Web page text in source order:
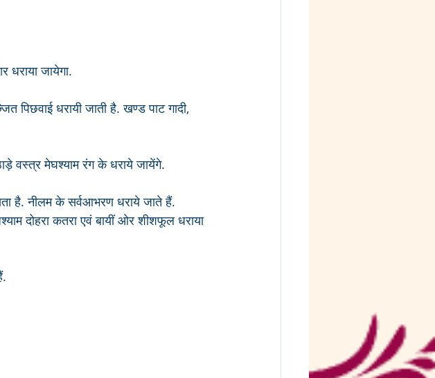
धराया जायेगा.
धरायी जाती है. खण्ड पाट गादी,
वस्त्र मेघश्याम रंग के धराये जायेंगे.
है. नीलम के सर्वआभरण धराये जाते हैं.
दोहरा कतरा एवं बायीं ओर शीशफूल धराया